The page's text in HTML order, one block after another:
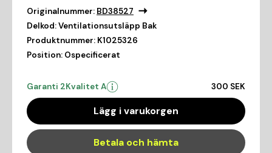
Originalnummer: BD38527
Delkod:Ventilationsutsläpp Bak
Produktnummer: K1025326
Position: Ospecificerat
Garanti 2Kvalitet A 300 SEK
Lägg i varukorgen
Betala och hämta